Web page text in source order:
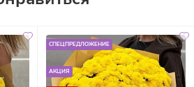
СПЕЦПРЕДЛОЖЕНИЕ
АКЦИЯ